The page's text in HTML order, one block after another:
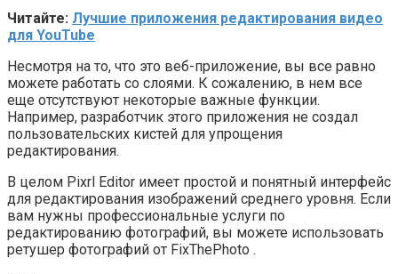
Читайте: Лучшие приложения редактирования видео
для YouTube
Несмотря на то, что это веб-приложение, вы все равно
можете работать со слоями. К сожалению, в нем все
еще отсутствуют некоторые важные функции.
Например, разработчик этого приложения не создал
пользовательских кистей для упрощения
редактирования.
В целом Pixrl Editor имеет простой и понятный интерфейс
для редактирования изображений среднего уровня. Если
вам нужны профессиональные услуги по
редактированию фотографий, вы можете использовать
ретушер фотографий от FixThePhoto .